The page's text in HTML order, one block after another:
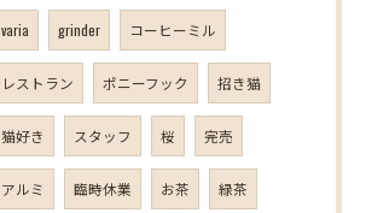
varia grinder コーヒーミル
レストラン ポニーフック 招き猫
猫好き スタッフ 桜 完売
アルミ 臨時休業 お茶 緑茶